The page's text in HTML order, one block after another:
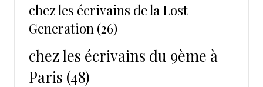
chez les écrivains de la Lost
Generation (26)
chez les écrivains du 9ème à
Paris (48)